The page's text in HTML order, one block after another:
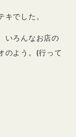
でした。
いろんなお店の
のよう。(行って